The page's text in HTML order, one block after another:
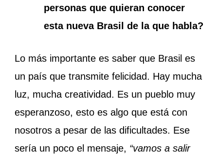
personas que quieran conocer
esta nueva Brasil de la que habla?
Lo más importante es saber que Brasil es
un país que transmite felicidad. Hay mucha
luz, mucha creatividad. Es un pueblo muy
esperanzoso, esto es algo que está con
nosotros a pesar de las dificultades. Ese
sería un poco el mensaje, “vamos a salir